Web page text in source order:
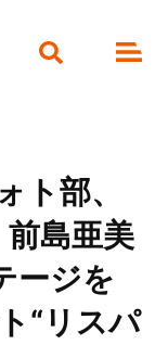
ト部、
島亜美
ージを
“リスパ